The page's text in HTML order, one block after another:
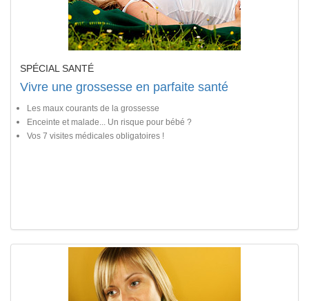
SPÉCIAL SANTÉ
Vivre une grossesse en parfaite santé
Les maux courants de la grossesse
Enceinte et malade... Un risque pour bébé ?
Vos 7 visites médicales obligatoires !